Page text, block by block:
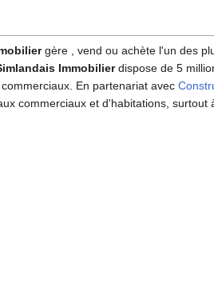
gère , vend ou achète l'un des
Immobilierdispose de 5
En partenariat avec
commerciaux et d'habitations, surtout